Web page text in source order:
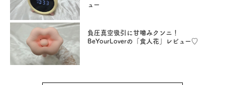
ュー
負圧真空吸引に甘噛みクンニ！
BeYourLoverの「食人花」レビュー♡